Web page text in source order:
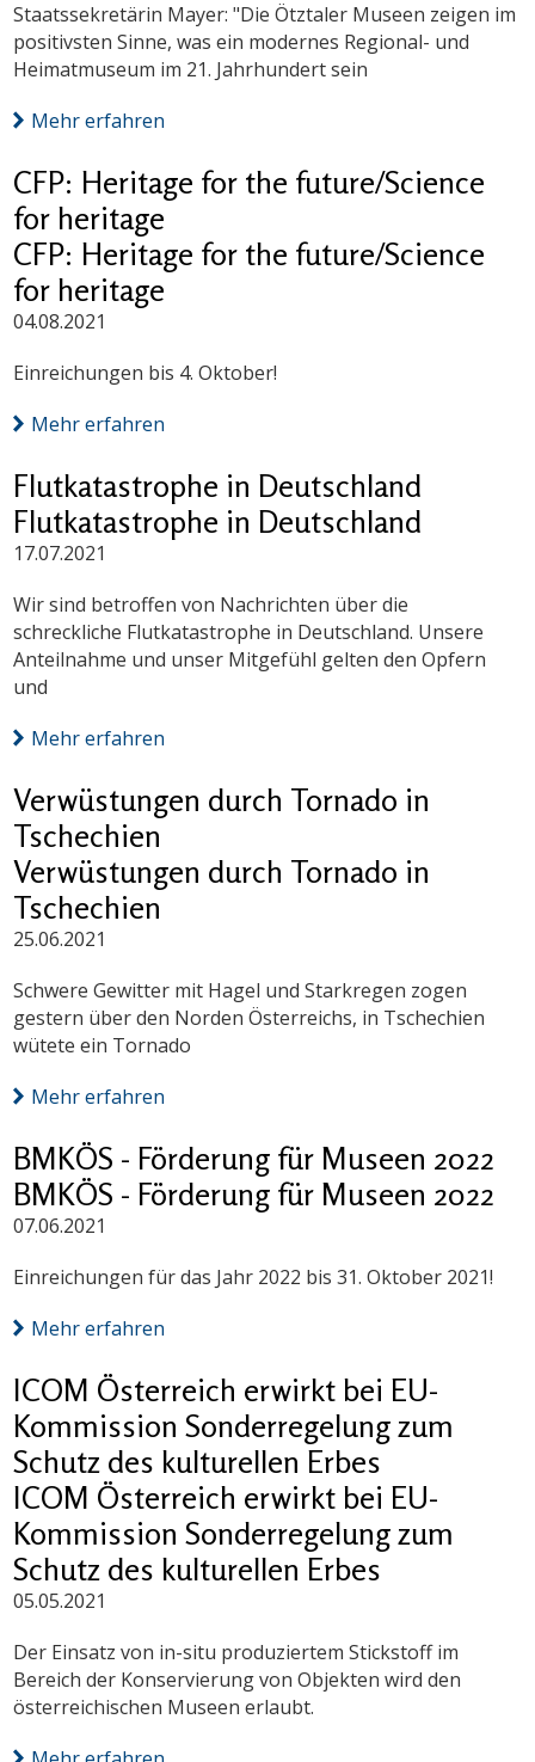
Staatssekretärin Mayer: "Die Ötztaler Museen zeigen im
positivsten Sinne, was ein modernes Regional- und
Heimatmuseum im 21. Jahrhundert sein
Mehr erfahren
CFP: Heritage for the future/Science
for heritage
CFP: Heritage for the future/Science
for heritage
04.08.2021
Einreichungen bis 4. Oktober!
Mehr erfahren
Flutkatastrophe in Deutschland
Flutkatastrophe in Deutschland
17.07.2021
Wir sind betroffen von Nachrichten über die
schreckliche Flutkatastrophe in Deutschland. Unsere
Anteilnahme und unser Mitgefühl gelten den Opfern
und
Mehr erfahren
Verwüstungen durch Tornado in
Tschechien
Verwüstungen durch Tornado in
Tschechien
25.06.2021
Schwere Gewitter mit Hagel und Starkregen zogen
gestern über den Norden Österreichs, in Tschechien
wütete ein Tornado
Mehr erfahren
BMKÖS - Förderung für Museen 2022
BMKÖS - Förderung für Museen 2022
07.06.2021
Einreichungen für das Jahr 2022 bis 31. Oktober 2021!
Mehr erfahren
ICOM Österreich erwirkt bei EU-
Kommission Sonderregelung zum
Schutz des kulturellen Erbes
ICOM Österreich erwirkt bei EU-
Kommission Sonderregelung zum
Schutz des kulturellen Erbes
05.05.2021
Der Einsatz von in-situ produziertem Stickstoff im
Bereich der Konservierung von Objekten wird den
österreichischen Museen erlaubt.